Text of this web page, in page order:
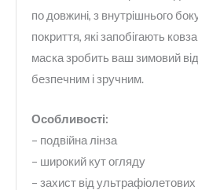
по довжині, з внутрішнього
покриття, які запобігають
маска зробить ваш зимовий
безпечним і зручним.
Особливості:
– подвійна лінза
– широкий кут огляду
– захист від